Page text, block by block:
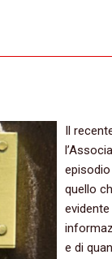
Il
quello
e di